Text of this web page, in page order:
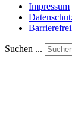
Impressum
Suchen ...